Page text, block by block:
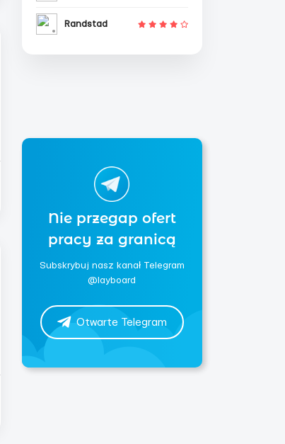
Randstad
Nie przegap ofert
pracy za granicą
Subskrybuj nasz kanał Telegram
@layboard
Otwarte Telegram